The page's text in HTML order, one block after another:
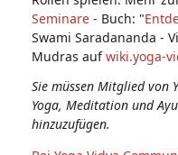
Seminare - Buch: "
Swami Saradananda -
Mudras aufwiki.yoga-
Sie müssen Mitglied von
Yoga, Meditation und
hinzuzufügen.